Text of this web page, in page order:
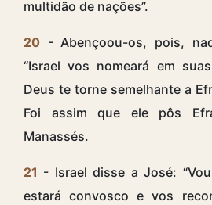
multidão de nações”.
20 - Abençoou-os, pois,
“Israel vos nomeará em
Deus te torne semelhante a
Foi assim que ele pôs
Manassés.
21 - Israel disse a José:
estará convosco e vos